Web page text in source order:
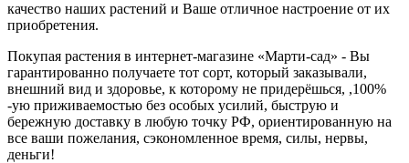
качество наших растений и Ваше отличное настроение от их
приобретения.
Покупая растения в интернет-магазине «Марти-сад» - Вы
гарантированно получаете тот сорт, который заказывали,
внешний вид и здоровье, к которому не придерёшься, ,100%
-ую приживаемостью без особых усилий, быструю и
бережную доставку в любую точку РФ, ориентированную на
все ваши пожелания, сэкономленное время, силы, нервы,
деньги!